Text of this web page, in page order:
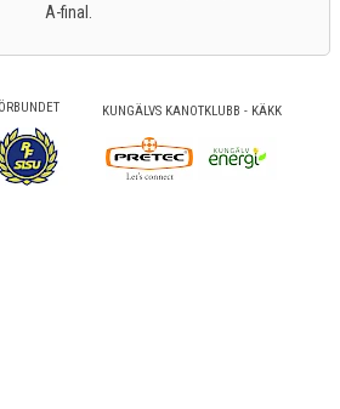
A-final.
KUNGÄLVS KANOTKLUBB - KÄKK